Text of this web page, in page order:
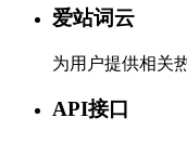
爱站词云
为用户提供相关
API接口